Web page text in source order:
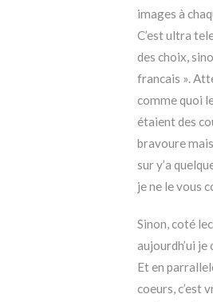
images à
C’est ultra
des choix,
francais ».
comme quoi
étaient des
bravoure
sur y’a
je ne le vous
Sinon, coté
aujourdh’ui je
Et en
coeurs, c’est